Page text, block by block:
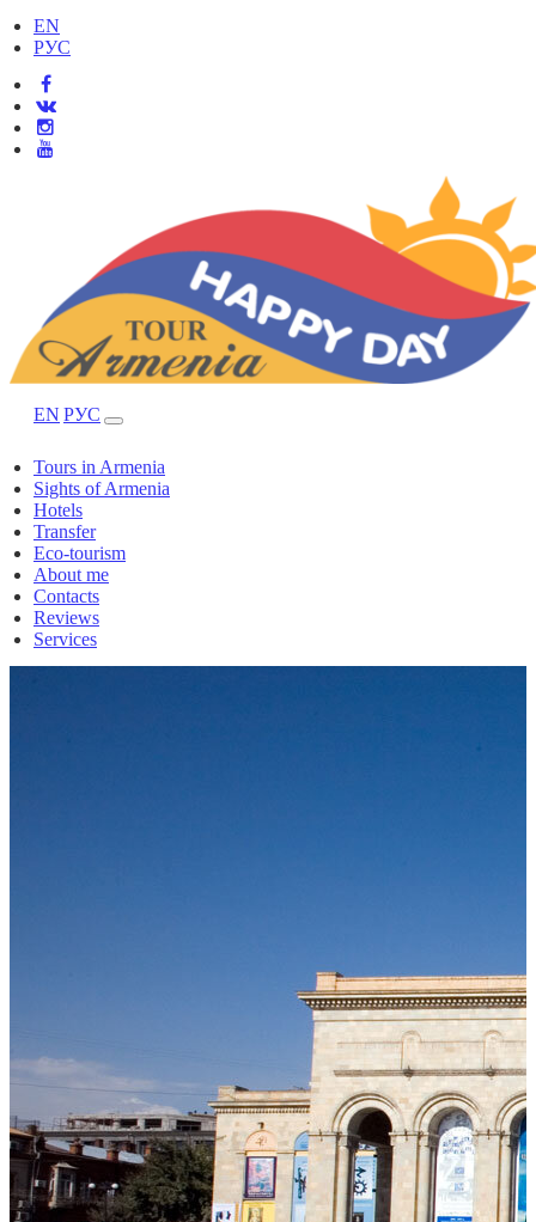
EN
РУС
EN РУС
Tours in Armenia
Sights of Armenia
Hotels
Transfer
Eco-tourism
About me
Contacts
Reviews
Services